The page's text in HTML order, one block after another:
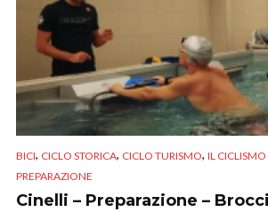
BICI, CICLO STORICA, CICLO TURISMO, IL
PREPARAZIONE
Cinelli – Preparazione –